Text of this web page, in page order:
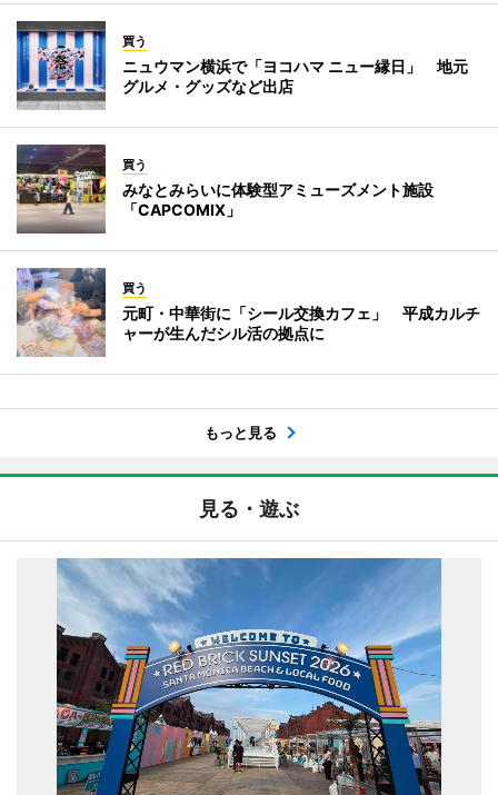
買う
ニュウマン横浜で「ヨコハマ ニュー縁日」 地元
グルメ・グッズなど出店
買う
みなとみらいに体験型アミューズメント施設
「CAPCOMIX」
買う
元町・中華街に「シール交換カフェ」 平成カルチ
ャーが生んだシル活の拠点に
もっと見る
見る・遊ぶ